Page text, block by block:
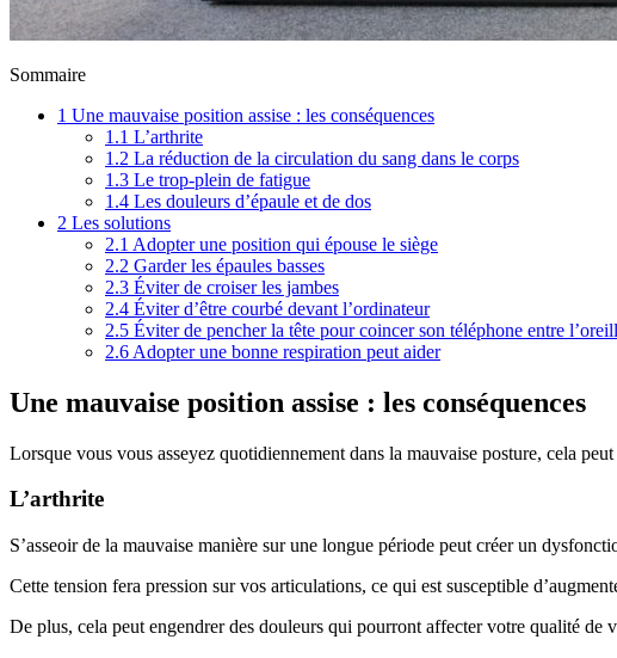
Sommaire
1 Une mauvaise position assise : les conséquences
1.1 L’arthrite
1.2 La réduction de la circulation du sang dans le corps
1.3 Le trop-plein de fatigue
1.4 Les douleurs d’épaule et de dos
2 Les solutions
2.1 Adopter une position qui épouse le siège
2.2 Garder les épaules basses
2.3 Éviter de croiser les jambes
2.4 Éviter d’être courbé devant l’ordinateur
2.5 Éviter de pencher la tête pour coincer son téléphone entre
2.6 Adopter une bonne respiration peut aider
Une mauvaise position assise : les conséquences
Lorsque vous vous asseyez quotidiennement dans la mauvaise posture, cela
L’arthrite
S’asseoir de la mauvaise manière sur une longue période peut créer un
Cette tension fera pression sur vos articulations, ce qui est susceptible
De plus, cela peut engendrer des douleurs qui pourront affecter votre qualité de